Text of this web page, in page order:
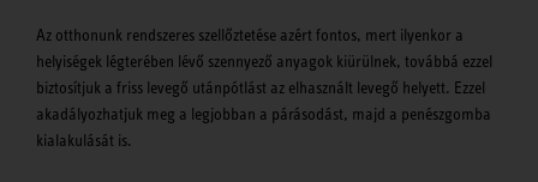
Az otthonunk rendszeres szellőztetése azért fontos, mert ilyenkor a
helyiségek légterében lévő szennyező anyagok kiürülnek, továbbá ezzel
biztosítjuk a friss levegő utánpótlást az elhasznált levegő helyett. Ezzel
akadályozhatjuk meg a legjobban a párásodást, majd a penészgomba
kialakulását is.